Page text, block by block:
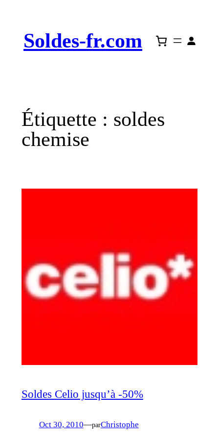
contenuSoldes-fr.com
Étiquette : soldes
chemise
Soldes Celio jusqu’à -50%
Oct 30, 2010—parChristophe